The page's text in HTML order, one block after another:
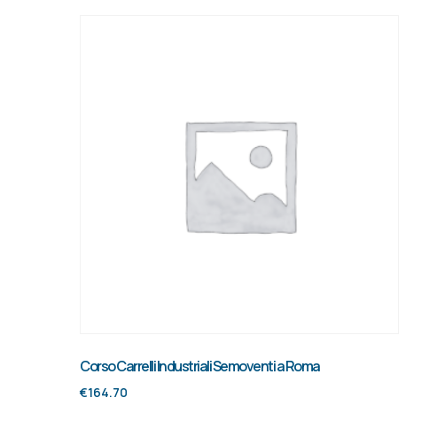
Corso Carrelli Industriali Semoventi a Roma
€164.70